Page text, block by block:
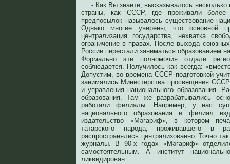
- Как Вы знаете, высказывалось несколько
страны, как СССР, где проживали более
предпосылок называлось существование
Однако многие уверены, что основной
централизация государства, нехватка
ограничение в правах. После выхода
России перестали заниматься образованием
Формально эти полномочия отдали
соблюдается. Получилось как всегда:
Допустим, во времена СССР подготовкой
занимались Министерства просвещения
и управления национального образования.
образования. Там же разрабатывались
работали филиалы. Например, у нас
национального образования и филиал
издательство «Мәгариф», в котором
татарского народа, проживавшего в
распространялись централизованно. Точно
журналы. В 90-х годах «Мәгариф»
самостоятельным. А институт
ликвидирован.